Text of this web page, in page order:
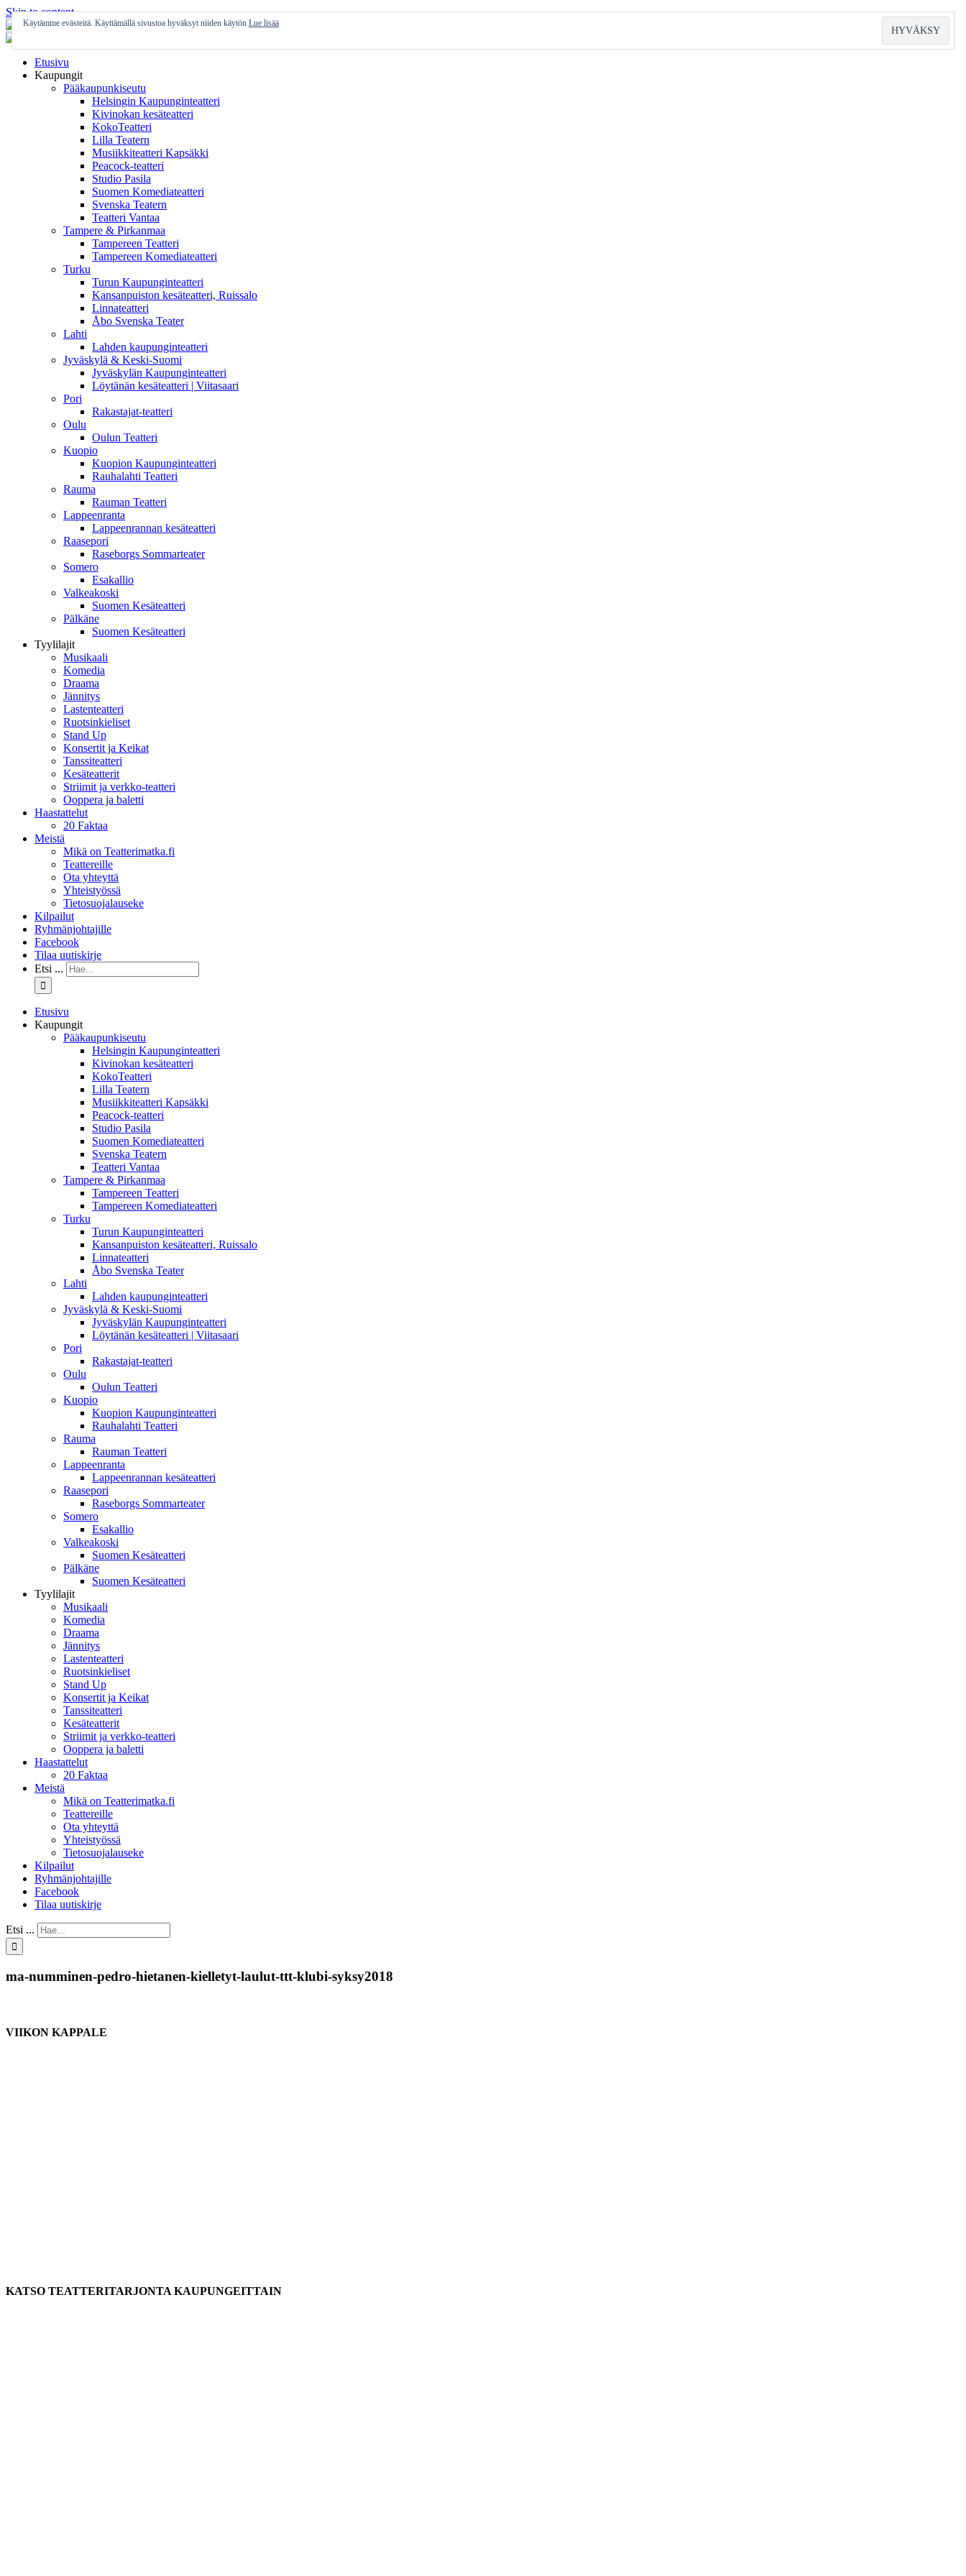
Skip to content
Etusivu
Kaupungit
Pääkaupunkiseutu
Helsingin Kaupunginteatteri
Kivinokan kesäteatteri
KokoTeatteri
Lilla Teatern
Musiikkiteatteri Kapsäkki
Peacock-teatteri
Studio Pasila
Suomen Komediateatteri
Svenska Teatern
Teatteri Vantaa
Tampere & Pirkanmaa
Tampereen Teatteri
Tampereen Komediateatteri
Turku
Turun Kaupunginteatteri
Kansanpuiston kesäteatteri, Ruissalo
Linnateatteri
Åbo Svenska Teater
Lahti
Lahden kaupunginteatteri
Jyväskylä & Keski-Suomi
Jyväskylän Kaupunginteatteri
Löytänän kesäteatteri | Viitasaari
Pori
Rakastajat-teatteri
Oulu
Oulun Teatteri
Kuopio
Kuopion Kaupunginteatteri
Rauhalahti Teatteri
Rauma
Rauman Teatteri
Lappeenranta
Lappeenrannan kesäteatteri
Raasepori
Raseborgs Sommarteater
Somero
Esakallio
Valkeakoski
Suomen Kesäteatteri
Pälkäne
Suomen Kesäteatteri
Tyylilajit
Musikaali
Komedia
Draama
Jännitys
Lastenteatteri
Ruotsinkieliset
Stand Up
Konsertit ja Keikat
Tanssiteatteri
Kesäteatterit
Striimit ja verkko-teatteri
Ooppera ja baletti
Haastattelut
20 Faktaa
Meistä
Mikä on Teatterimatka.fi
Teattereille
Ota yhteyttä
Yhteistyössä
Tietosuojalauseke
Kilpailut
Ryhmänjohtajille
Facebook
Tilaa uutiskirje
Etsi ...
Etusivu
Kaupungit
Pääkaupunkiseutu
Helsingin Kaupunginteatteri
Kivinokan kesäteatteri
KokoTeatteri
Lilla Teatern
Musiikkiteatteri Kapsäkki
Peacock-teatteri
Studio Pasila
Suomen Komediateatteri
Svenska Teatern
Teatteri Vantaa
Tampere & Pirkanmaa
Tampereen Teatteri
Tampereen Komediateatteri
Turku
Turun Kaupunginteatteri
Kansanpuiston kesäteatteri, Ruissalo
Linnateatteri
Åbo Svenska Teater
Lahti
Lahden kaupunginteatteri
Jyväskylä & Keski-Suomi
Jyväskylän Kaupunginteatteri
Löytänän kesäteatteri | Viitasaari
Pori
Rakastajat-teatteri
Oulu
Oulun Teatteri
Kuopio
Kuopion Kaupunginteatteri
Rauhalahti Teatteri
Rauma
Rauman Teatteri
Lappeenranta
Lappeenrannan kesäteatteri
Raasepori
Raseborgs Sommarteater
Somero
Esakallio
Valkeakoski
Suomen Kesäteatteri
Pälkäne
Suomen Kesäteatteri
Tyylilajit
Musikaali
Komedia
Draama
Jännitys
Lastenteatteri
Ruotsinkieliset
Stand Up
Konsertit ja Keikat
Tanssiteatteri
Kesäteatterit
Striimit ja verkko-teatteri
Ooppera ja baletti
Haastattelut
20 Faktaa
Meistä
Mikä on Teatterimatka.fi
Teattereille
Ota yhteyttä
Yhteistyössä
Tietosuojalauseke
Kilpailut
Ryhmänjohtajille
Facebook
Tilaa uutiskirje
Etsi ...
ma-numminen-pedro-hietanen-kielletyt-laulut-ttt-klubi-syksy2018
VIIKON KAPPALE
KATSO TEATTERITARJONTA KAUPUNGEITTAIN
Käytämme evästeitä. Käyttämällä sivustoa hyväksyt niiden käytön Lue lisää